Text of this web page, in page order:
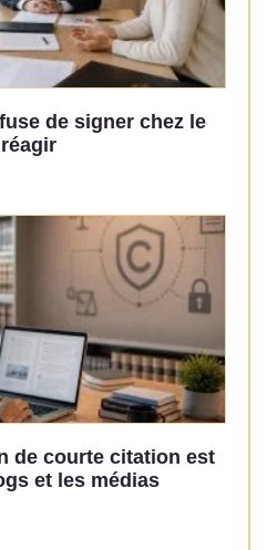
de signer chez le
de courte citation est
et les médias